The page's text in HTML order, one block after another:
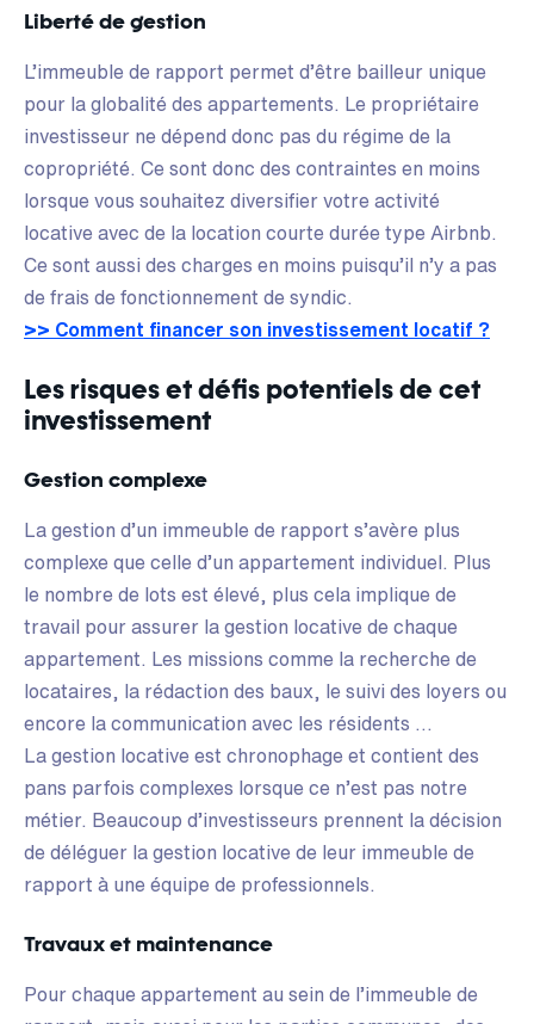
Liberté de gestion
L’immeuble de rapport permet d’être bailleur unique
pour la globalité des appartements. Le propriétaire
investisseur ne dépend donc pas du régime de la
copropriété. Ce sont donc des contraintes en moins
lorsque vous souhaitez diversifier votre activité
locative avec de la location courte durée type Airbnb.
Ce sont aussi des charges en moins puisqu’il n’y a pas
de frais de fonctionnement de syndic.
>> Comment financer son investissement locatif ?
Les risques et défis potentiels de cet
investissement
Gestion complexe
La gestion d’un immeuble de rapport s’avère plus
complexe que celle d’un appartement individuel. Plus
le nombre de lots est élevé, plus cela implique de
travail pour assurer la gestion locative de chaque
appartement. Les missions comme la recherche de
locataires, la rédaction des baux, le suivi des loyers ou
encore la communication avec les résidents …
La gestion locative est chronophage et contient des
pans parfois complexes lorsque ce n’est pas notre
métier. Beaucoup d’investisseurs prennent la décision
de déléguer la gestion locative de leur immeuble de
rapport à une équipe de professionnels.
Travaux et maintenance
Pour chaque appartement au sein de l’immeuble de